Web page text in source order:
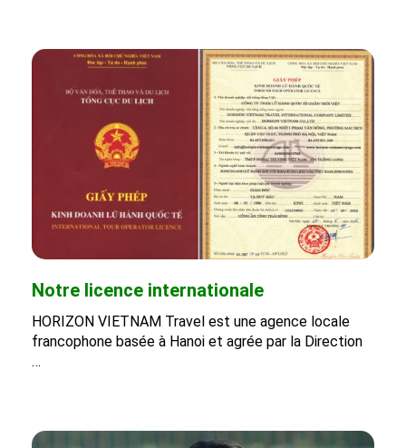
Notre licence internationale
HORIZON VIETNAM Travel est une agence locale
francophone basée à Hanoi et agrée par la Direction
…